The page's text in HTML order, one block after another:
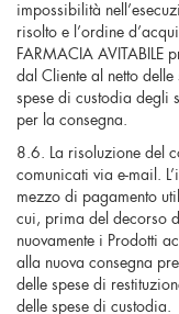
impossibilità
risolto e l’ordine
FARMACIA AVITABILE
dal Cliente al netto delle
spese di custodia degli
per la consegna.
8.6. La risoluzione del
comunicati via e-mail.
mezzo di pagamento
cui, prima del decorso
nuovamente i Prodotti
alla nuova consegna
delle spese di
delle spese di custodia.